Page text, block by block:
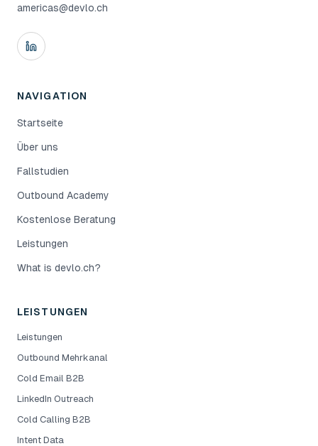
americas@devlo.ch
NAVIGATION
Startseite
Über uns
Fallstudien
Outbound Academy
Kostenlose Beratung
Leistungen
What is devlo.ch?
LEISTUNGEN
Leistungen
Outbound Mehrkanal
Cold Email B2B
LinkedIn Outreach
Cold Calling B2B
Intent Data